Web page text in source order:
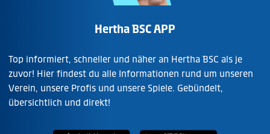
Hertha BSC APP
Top informiert, schneller und näher an Hertha BSC als je
zuvor! Hier findest du alle Informationen rund um unseren
Verein, unsere Profis und unsere Spiele. Gebündelt,
übersichtlich und direkt!